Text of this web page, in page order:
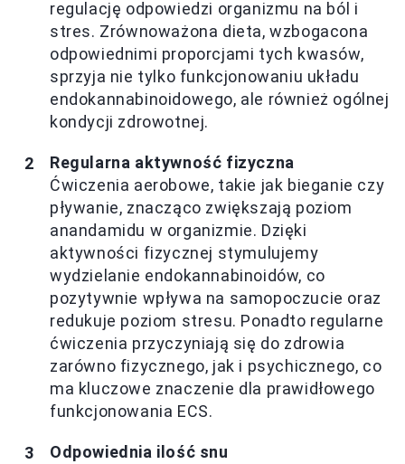
regulację odpowiedzi organizmu na ból i
stres. Zrównoważona dieta, wzbogacona
odpowiednimi proporcjami tych kwasów,
sprzyja nie tylko funkcjonowaniu układu
endokannabinoidowego, ale również ogólnej
kondycji zdrowotnej.
Regularna aktywność fizyczna
Ćwiczenia aerobowe, takie jak bieganie czy
pływanie, znacząco zwiększają poziom
anandamidu w organizmie. Dzięki
aktywności fizycznej stymulujemy
wydzielanie endokannabinoidów, co
pozytywnie wpływa na samopoczucie oraz
redukuje poziom stresu. Ponadto regularne
ćwiczenia przyczyniają się do zdrowia
zarówno fizycznego, jak i psychicznego, co
ma kluczowe znaczenie dla prawidłowego
funkcjonowania ECS.
Odpowiednia ilość snu